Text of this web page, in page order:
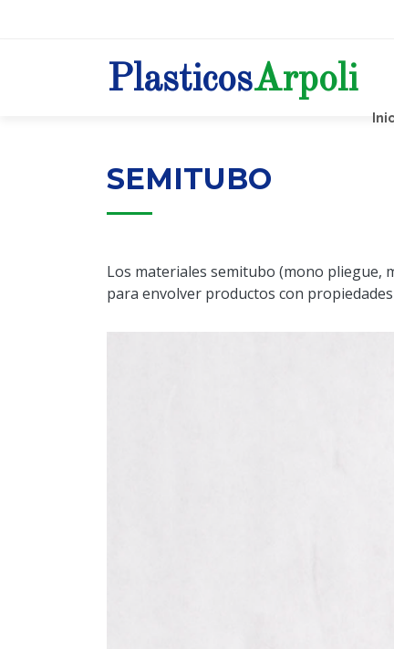
PlasticosArpoli
SEMITUBO
Los materiales semitubo (mono pliegue,
para envolver productos con